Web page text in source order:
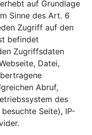
auf Grundlage
Sinne des Art. 6
Zugriff auf den
befindet
Zugriffsdaten
Datei,
Abruf,
des
Seite), IP-